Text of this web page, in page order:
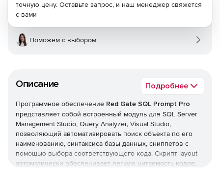
Описание Подробнее
Программное обеспечение Red Gate SQL Prompt Pro
представляет собой встроенный модуль для SQL Server
Management Studio, Query Analyzer, Visual Studio,
позволяющий автоматизировать поиск объекта по его
наименованию, синтаксиса базы данных, сниппетов с
помощью выбора соответствующего кода. Скрипт layout
автоматически обеспечивает легкую читаемость кодов,
точную цену. Оставьте запрос, и наш менеджер свяжется
с вами
Поможем с выбором